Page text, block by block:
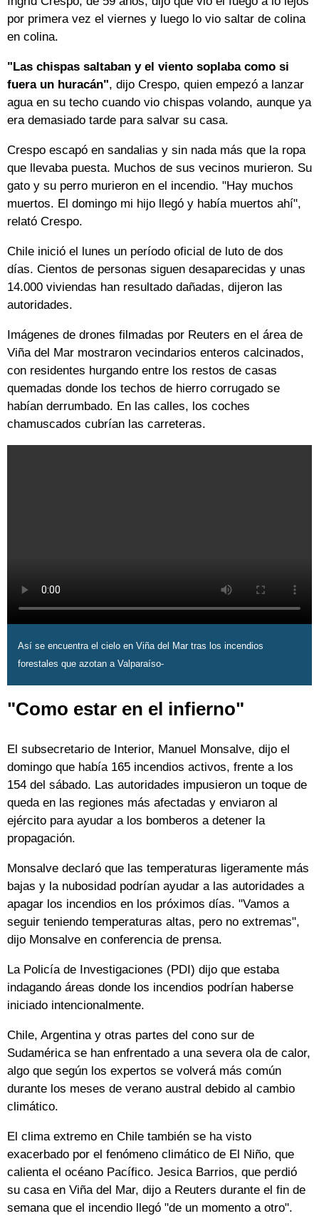
por primera vez el viernes y luego lo vio saltar de colina
en colina.
"Las chispas saltaban y el viento soplaba como si
fuera un huracán", dijo Crespo, quien empezó a lanzar
agua en su techo cuando vio chispas volando, aunque ya
era demasiado tarde para salvar su casa.
Crespo escapó en sandalias y sin nada más que la ropa
que llevaba puesta. Muchos de sus vecinos murieron. Su
gato y su perro murieron en el incendio. "Hay muchos
muertos. El domingo mi hijo llegó y había muertos ahí",
relató Crespo.
Chile inició el lunes un período oficial de luto de dos
días. Cientos de personas siguen desaparecidas y unas
14.000 viviendas han resultado dañadas, dijeron las
autoridades.
Imágenes de drones filmadas por Reuters en el área de
Viña del Mar mostraron vecindarios enteros calcinados,
con residentes hurgando entre los restos de casas
quemadas donde los techos de hierro corrugado se
habían derrumbado. En las calles, los coches
chamuscados cubrían las carreteras.
Así se encuentra el cielo en Viña del Mar tras los incendios
forestales que azotan a Valparaíso-
"Como estar en el infierno"
El subsecretario de Interior, Manuel Monsalve, dijo el
domingo que había 165 incendios activos, frente a los
154 del sábado. Las autoridades impusieron un toque de
queda en las regiones más afectadas y enviaron al
ejército para ayudar a los bomberos a detener la
propagación.
Monsalve declaró que las temperaturas ligeramente más
bajas y la nubosidad podrían ayudar a las autoridades a
apagar los incendios en los próximos días. "Vamos a
seguir teniendo temperaturas altas, pero no extremas",
dijo Monsalve en conferencia de prensa.
La Policía de Investigaciones (PDI) dijo que estaba
indagando áreas donde los incendios podrían haberse
iniciado intencionalmente.
Chile, Argentina y otras partes del cono sur de
Sudamérica se han enfrentado a una severa ola de calor,
algo que según los expertos se volverá más común
durante los meses de verano austral debido al cambio
climático.
El clima extremo en Chile también se ha visto
exacerbado por el fenómeno climático de El Niño, que
calienta el océano Pacífico. Jesica Barrios, que perdió
su casa en Viña del Mar, dijo a Reuters durante el fin de
semana que el incendio llegó "de un momento a otro".